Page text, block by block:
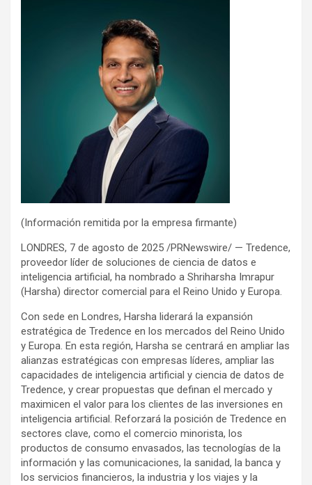
(Información remitida por la empresa firmante)
LONDRES, 7 de agosto de 2025 /PRNewswire/ — Tredence,
proveedor líder de soluciones de ciencia de datos e
inteligencia artificial, ha nombrado a Shriharsha Imrapur
(Harsha) director comercial para el Reino Unido y Europa.
Con sede en Londres, Harsha liderará la expansión
estratégica de Tredence en los mercados del Reino Unido
y Europa. En esta región, Harsha se centrará en ampliar las
alianzas estratégicas con empresas líderes, ampliar las
capacidades de inteligencia artificial y ciencia de datos de
Tredence, y crear propuestas que definan el mercado y
maximicen el valor para los clientes de las inversiones en
inteligencia artificial. Reforzará la posición de Tredence en
sectores clave, como el comercio minorista, los
productos de consumo envasados, las tecnologías de la
información y las comunicaciones, la sanidad, la banca y
los servicios financieros, la industria y los viajes y la